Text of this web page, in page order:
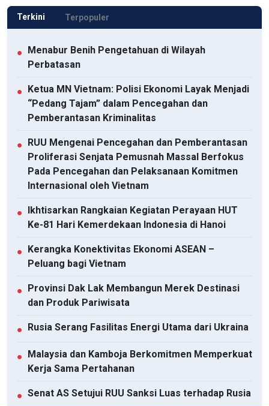
Terkini Terpopuler
● Menabur Benih Pengetahuan di Wilayah
Perbatasan
● Ketua MN Vietnam: Polisi Ekonomi Layak Menjadi
“Pedang Tajam” dalam Pencegahan dan
Pemberantasan Kriminalitas
● RUU Mengenai Pencegahan dan Pemberantasan
Proliferasi Senjata Pemusnah Massal Berfokus
Pada Pencegahan dan Pelaksanaan Komitmen
Internasional oleh Vietnam
● Ikhtisarkan Rangkaian Kegiatan Perayaan HUT
Ke-81 Hari Kemerdekaan Indonesia di Hanoi
● Kerangka Konektivitas Ekonomi ASEAN –
Peluang bagi Vietnam
● Provinsi Dak Lak Membangun Merek Destinasi
dan Produk Pariwisata
● Rusia Serang Fasilitas Energi Utama dari Ukraina
● Malaysia dan Kamboja Berkomitmen Memperkuat
Kerja Sama Pertahanan
● Senat AS Setujui RUU Sanksi Luas terhadap Rusia